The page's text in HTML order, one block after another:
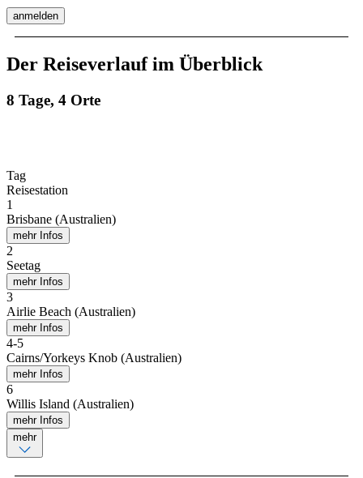
anmelden
Der Reiseverlauf im Überblick
8 Tage, 4 Orte
Tag
Reisestation
1
Brisbane (Australien)
mehr Infos
2
Seetag
mehr Infos
3
Airlie Beach (Australien)
mehr Infos
4-5
Cairns/Yorkeys Knob (Australien)
mehr Infos
6
Willis Island (Australien)
mehr Infos
mehr